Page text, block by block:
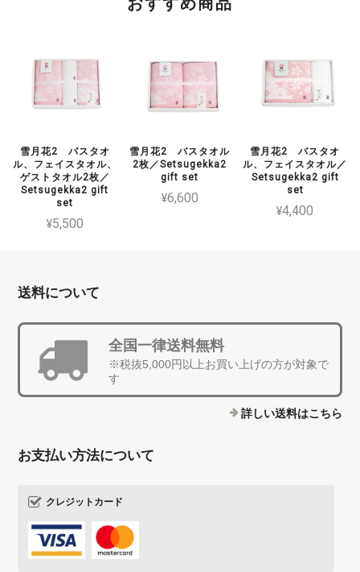
おすすめ商品
雪月花2 バスタオ
ル、フェイスタオル、
ゲストタオル2枚／
Setsugekka2 gift
set
¥5,500
雪月花2 バスタオル
2枚／Setsugekka2
gift set
¥6,600
雪月花2 バスタオ
ル、フェイスタオル／
Setsugekka2 gift
set
¥4,400
送料について
全国一律送料無料
※税抜5,000円以上お買い上げの方が対象で
す
詳しい送料はこちら
お支払い方法について
クレジットカード